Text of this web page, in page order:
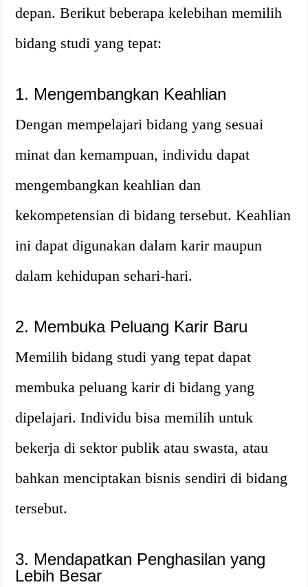
depan. Berikut beberapa kelebihan memilih
bidang studi yang tepat:
1. Mengembangkan Keahlian
Dengan mempelajari bidang yang sesuai
minat dan kemampuan, individu dapat
mengembangkan keahlian dan
kekompetensian di bidang tersebut. Keahlian
ini dapat digunakan dalam karir maupun
dalam kehidupan sehari-hari.
2. Membuka Peluang Karir Baru
Memilih bidang studi yang tepat dapat
membuka peluang karir di bidang yang
dipelajari. Individu bisa memilih untuk
bekerja di sektor publik atau swasta, atau
bahkan menciptakan bisnis sendiri di bidang
tersebut.
3. Mendapatkan Penghasilan yang
Lebih Besar